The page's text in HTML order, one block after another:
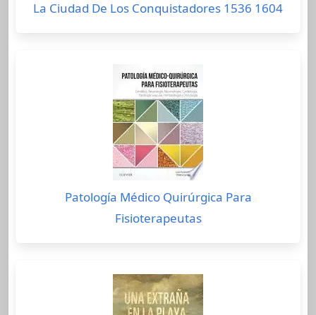
La Ciudad De Los Conquistadores 1536 1604
Patología Médico Quirúrgica Para
Fisioterapeutas